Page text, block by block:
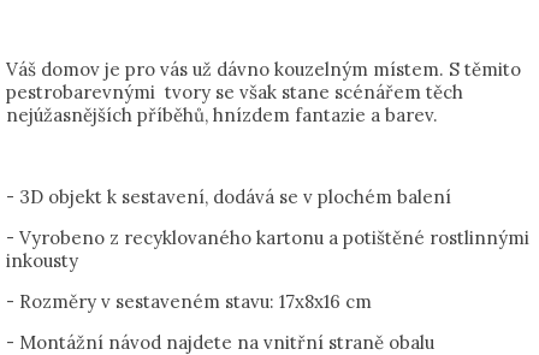
Váš domov je pro vás už dávno kouzelným místem. S těmito
pestrobarevnými tvory se však stane scénářem těch
nejúžasnějších příběhů, hnízdem fantazie a barev.
- 3D objekt k sestavení, dodává se v plochém balení
- Vyrobeno z recyklovaného kartonu a potištěné rostlinnými
inkousty
- Rozměry v sestaveném stavu: 17x8x16 cm
- Montážní návod najdete na vnitřní straně obalu